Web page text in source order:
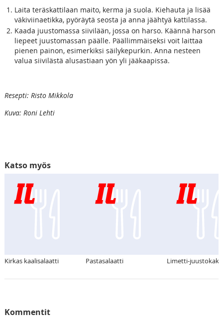
Laita teräskattilaan maito, kerma ja suola. Kiehauta ja lisää
väkiviinaetikka, pyöräytä seosta ja anna jäähtyä kattilassa.
Kaada juustomassa siivilään, jossa on harso. Käännä harson
liepeet juustomassan päälle. Päällimmäiseksi voit laittaa
pienen painon, esimerkiksi säilykepurkin. Anna nesteen
valua siivilästä alusastiaan yön yli jääkaapissa.
Resepti: Risto Mikkola
Kuva: Roni Lehti
Katso myös
Kirkas kaalisalaatti Pastasalaatti Limetti-
Kommentit